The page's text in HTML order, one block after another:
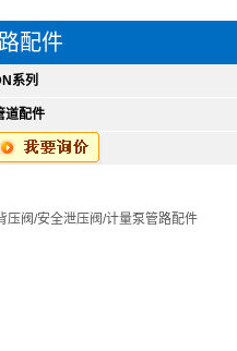
配件
系列
道配件
压阀/安全泄压阀/计量泵管路配件